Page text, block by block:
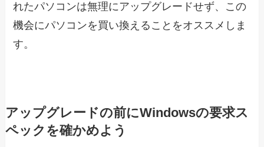
れたパソコンは無理にアップグレードせず、この
機会にパソコンを買い換えることをオススメしま
す。
アップグレードの前にWindowsの要求ス
ペックを確かめよう